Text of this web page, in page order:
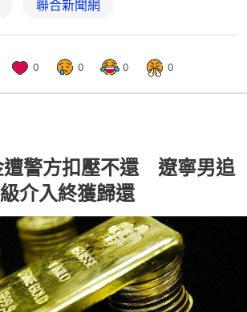
聯合新聞網
0 0 0 0
遭警方扣壓不還 遼寧男追
介入終獲歸還